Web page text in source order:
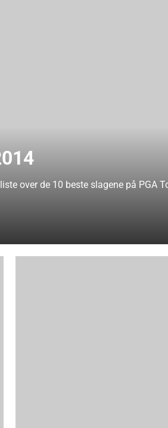
over de 10 beste slagene på PGA